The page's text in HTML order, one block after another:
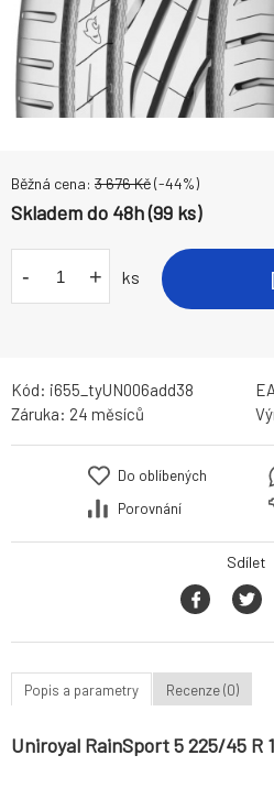
Běžná cena: 3 676Kč(-44%)
Skladem do 48h (99 ks)
- + ks
Kód: i655_tyUN006add38
Záruka: 24 měsíců
Do oblíbených
Porovnání
Sdílet
Popis a parametry Recenze (0)
Uniroyal RainSport 5 225/45 R